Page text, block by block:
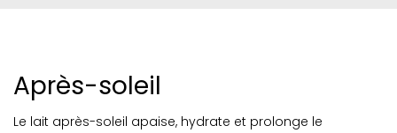
Après-soleil
Le lait après-soleil apaise, hydrate et prolonge le